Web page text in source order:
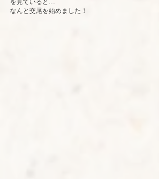
を見ていると…
​なんと交尾を始めました！